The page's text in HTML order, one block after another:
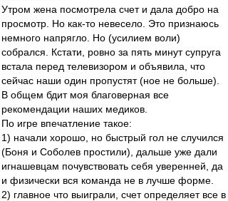
Утром жена посмотрела счет и дала добро на
просмотр. Но как-то невесело. Это признаюсь
немного напрягло. Но (усилием воли)
собрался. Кстати, ровно за пять минут супруга
встала перед телевизором и объявила, что
сейчас наши один пропустят (ное не больше).
В общем бдит моя благоверная все
рекомендации наших медиков.
По игре впечатление такое:
1) начали хорошо, но быстрый гол не случился
(Боня и Соболев простили), дальше уже дали
игнашевцам почувствовать себя уверенней, да
и физически вся команда не в лучше форме.
2) главное что выиграли, счет определяет все в